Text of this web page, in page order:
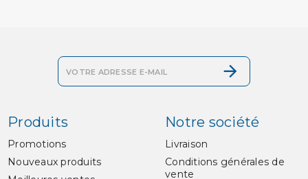
Produits
Promotions
Nouveaux produits
Notre société
Livraison
Conditions générales de
vente